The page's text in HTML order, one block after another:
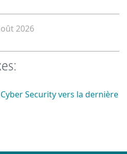
2026
Security vers la dernière